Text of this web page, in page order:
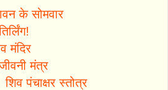
के सोमवार
मंदिर
मंत्र
शिव पंचाक्षर स्तोत्र